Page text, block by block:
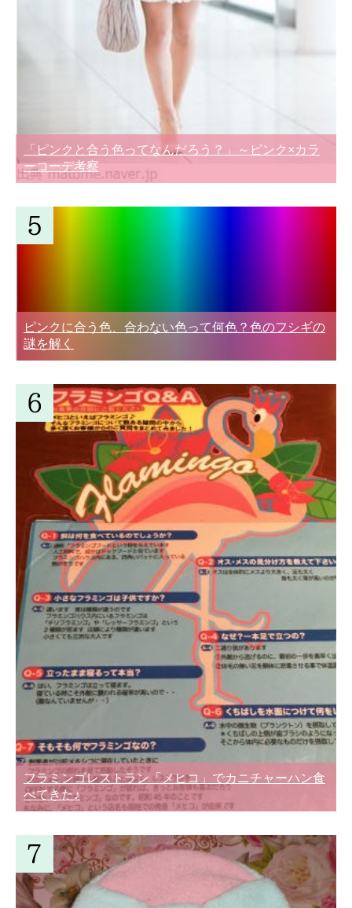
「ピンクと合う色ってなんだろう？」～ピンク×カラ
ーコーデ考察
ピンクに合う色、合わない色って何色？色のフシギの
謎を解く
フラミンゴレストラン「メヒコ」でカニチャーハン食
べてきた♪